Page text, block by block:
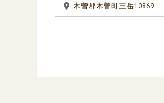
木曽郡木曽町三岳10869